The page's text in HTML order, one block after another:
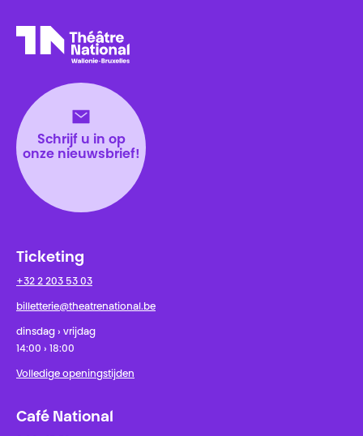
Schrijf u in op
onze nieuwsbrief!
Ticketing
+32 2 203 53 03
billetterie@theatrenational.be
dinsdag › vrijdag
14:00 › 18:00
Volledige openingstijden
Café National